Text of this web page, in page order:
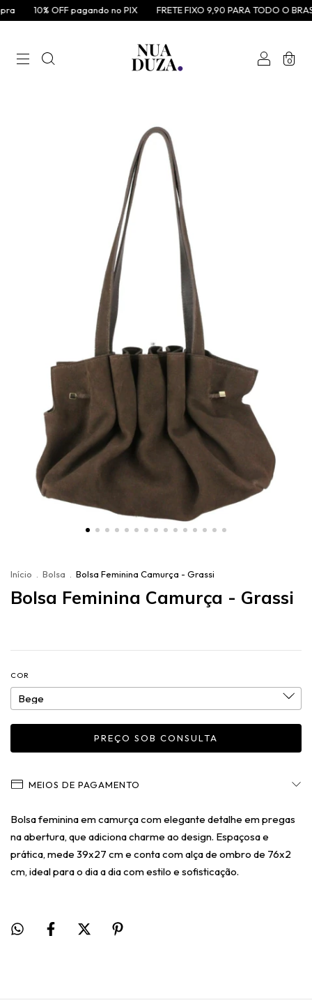
10% OFF pagando no PIX FRETE FIXO 9,90 PARA TODO O BRASIL
0
Início . Bolsa . Bolsa Feminina Camurça - Grassi
Bolsa Feminina Camurça - Grassi
COR
MEIOS DE PAGAMENTO
Bolsa feminina em camurça com elegante detalhe em pregas
na abertura, que adiciona charme ao design. Espaçosa e
prática, mede 39x27 cm e conta com alça de ombro de 76x2
cm, ideal para o dia a dia com estilo e sofisticação.